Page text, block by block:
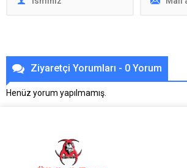
Ziyaretçi Yorumları - 0 Yorum
Henüz yorum yapılmamış.